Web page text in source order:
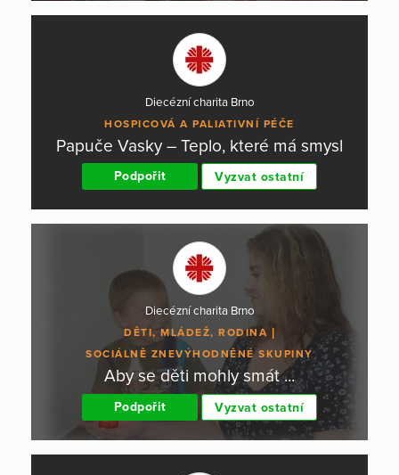
Diecézní charita Brno
HOSPICOVÁ A PALIATIVNÍ PÉČE
Papuče Vasky – Teplo, které má smysl
Podpořit Vyzvat ostatní
Diecézní charita Brno
DĚTI, MLÁDEŽ, RODINA
SOCIÁLNĚ ZNEVÝHODNĚNÉ SKUPINY
Aby se děti mohly smát ...
Podpořit Vyzvat ostatní